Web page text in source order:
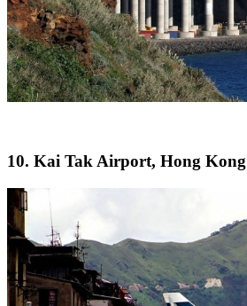
10. Kai Tak Airport, Hong Kong